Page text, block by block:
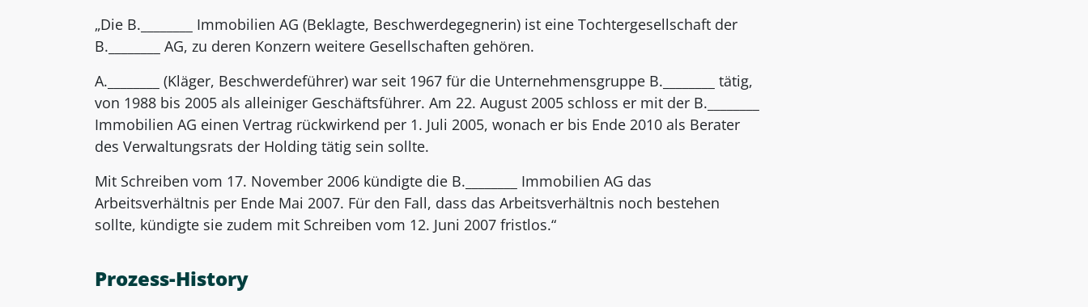
„Die B.________ Immobilien AG (Beklagte, Beschwerdegegnerin) ist eine Tochtergesellschaft der
B.________ AG, zu deren Konzern weitere Gesellschaften gehören.
A.________ (Kläger, Beschwerdeführer) war seit 1967 für die Unternehmensgruppe B.________ tätig,
von 1988 bis 2005 als alleiniger Geschäftsführer. Am 22. August 2005 schloss er mit der B.________
Immobilien AG einen Vertrag rückwirkend per 1. Juli 2005, wonach er bis Ende 2010 als Berater
des Verwaltungsrats der Holding tätig sein sollte.
Mit Schreiben vom 17. November 2006 kündigte die B.________ Immobilien AG das
Arbeitsverhältnis per Ende Mai 2007. Für den Fall, dass das Arbeitsverhältnis noch bestehen
sollte, kündigte sie zudem mit Schreiben vom 12. Juni 2007 fristlos.“
Prozess-History